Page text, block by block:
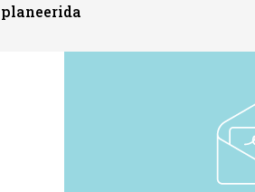
planeerida